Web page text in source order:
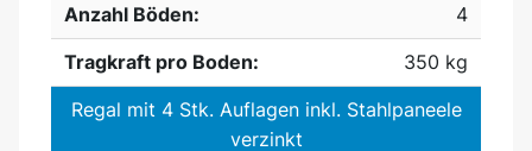
Anzahl Böden:
4
Tragkraft pro Boden:
350 kg
Regal mit 4 Stk. Auflagen inkl. Stahlpaneele
verzinkt